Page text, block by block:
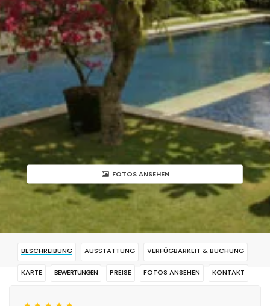
FOTOS ANSEHEN
BESCHREIBUNG AUSSTATTUNG VERFÜGBARKEIT & BUCHUNG
KARTE BEWERTUNGEN PREISE FOTOS ANSEHEN KONTAKT